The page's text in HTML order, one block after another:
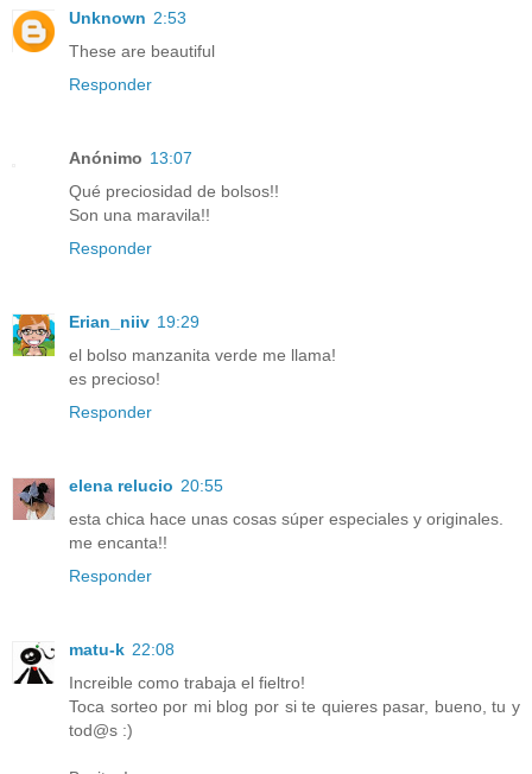
Unknown 2:53
These are beautiful
Responder
Anónimo 13:07
Qué preciosidad de bolsos!!
Son una maravila!!
Responder
Erian_niiv 19:29
el bolso manzanita verde me llama!
es precioso!
Responder
elena relucio 20:55
esta chica hace unas cosas súper especiales y originales.
me encanta!!
Responder
matu-k 22:08
Increible como trabaja el fieltro!
Toca sorteo por mi blog por si te quieres pasar, bueno, tu y
tod@s :)